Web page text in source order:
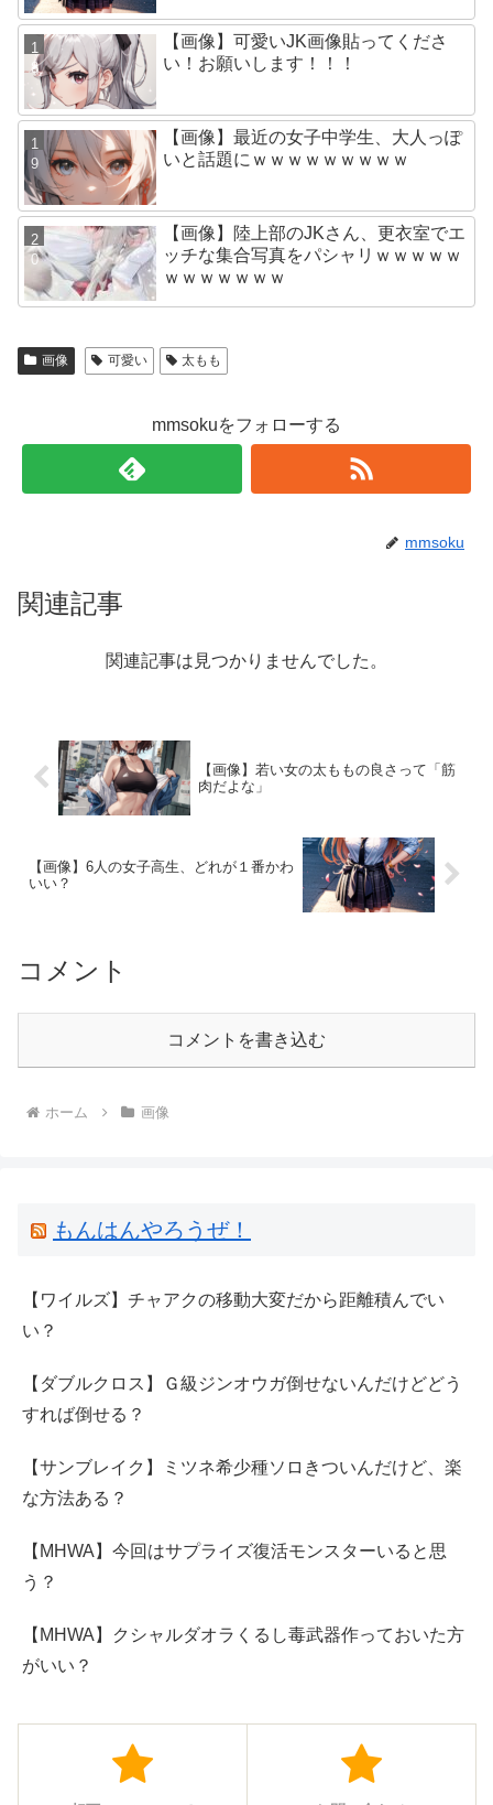
【画像】可愛いJK画像貼ってくださ
い！お願いします！！！
【画像】最近の女子中学生、大人っぽ
いと話題にｗｗｗｗｗｗｗｗｗ
【画像】陸上部のJKさん、更衣室でエ
ッチな集合写真をパシャリｗｗｗｗｗ
ｗｗｗｗｗｗｗ
画像 可愛い 太もも
mmsokuをフォローする
mmsoku
関連記事
関連記事は見つかりませんでした。
【画像】若い女の太ももの良さって「筋
肉だよな」
【画像】6人の女子高生、どれが１番かわ
いい？
コメント
コメントを書き込む
ホーム 画像
もんはんやろうぜ！
【ワイルズ】チャアクの移動大変だから距離積んでい
い？
【ダブルクロス】Ｇ級ジンオウガ倒せないんだけどどう
すれば倒せる？
【サンブレイク】ミツネ希少種ソロきついんだけど、楽
な方法ある？
【MHWA】今回はサプライズ復活モンスターいると思
う？
【MHWA】クシャルダオラくるし毒武器作っておいた方
がいい？